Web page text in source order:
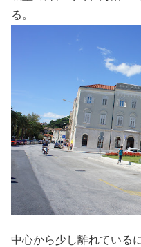
る。
中心から少し離れている